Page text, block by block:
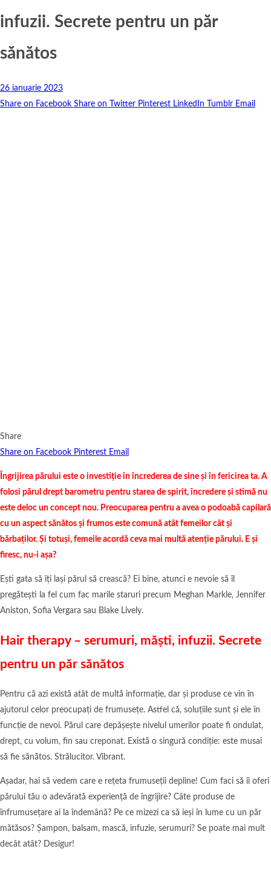
infuzii. Secrete pentru un păr
sănătos
26 ianuarie 2023
Share on Facebook Share on Twitter Pinterest LinkedIn Tumblr Email
Share
Share on Facebook Pinterest Email
Îngrijirea părului este o investiție în încrederea de sine și în fericirea ta. A
folosi părul drept barometru pentru starea de spirit, încredere și stimă nu
este deloc un concept nou. Preocuparea pentru a avea o podoabă capilară
cu un aspect sănătos și frumos este comună atât femeilor cât și
bărbaților. Și totuși, femeile acordă ceva mai multă atenție părului. E și
firesc, nu-i așa?
Ești gata să îți lași părul să crească? Ei bine, atunci e nevoie să îl
pregătești la fel cum fac marile staruri precum Meghan Markle, Jennifer
Aniston, Sofia Vergara sau Blake Lively.
Hair therapy – serumuri, măști, infuzii. Secrete
pentru un păr sănătos
Pentru că azi există atât de multă informație, dar și produse ce vin în
ajutorul celor preocupați de frumusețe. Astfel că, soluțiile sunt și ele în
funcție de nevoi. Părul care depășește nivelul umerilor poate fi ondulat,
drept, cu volum, fin sau creponat. Există o singură condiție: este musai
să fie sănătos. Strălucitor. Vibrant.
Așadar, hai să vedem care e rețeta frumuseții depline! Cum faci să îi oferi
părului tău o adevărată experiență de îngrijire? Câte produse de
înfrumusețare ai la îndemână? Pe ce mizezi ca să ieși în lume cu un păr
mătăsos? Șampon, balsam, mască, infuzie, serumuri? Se poate mai mult
decât atât? Desigur!